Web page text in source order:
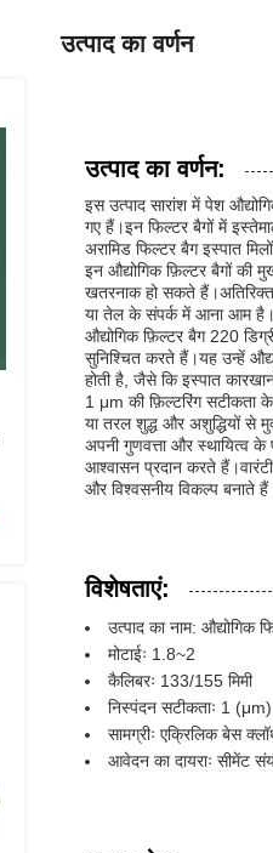
उत्पाद का वर्णन
उत्पाद का वर्णन:
इस उत्पाद सारांश में पेश
गए हैं।इन फिल्टर बैगों में
अरामिड फिल्टर बैग इस्पात
इन औद्योगिक फ़िल्टर बैगों की
खतरनाक हो सकते
या तेल के संपर्क में आना आम है।
औद्योगिक फ़िल्टर बैग 220
सुनिश्चित करते हैं।यह उन्हें
होती है, जैसे कि इस्पात
1 μm की फ़िल्टरिंग सटीकता
या तरल शुद्ध और अशुद्धियों से
अपनी गुणवत्ता और स्थायित्व
आश्वासन प्रदान करते
और विश्वसनीय विकल्प बनाते
विशेषताएं:
उत्पाद का नाम: औद्योगिक
मोटाईः 1.8~2
कैलिबरः 133/155 मिमी
निस्पंदन सटीकताः 1 (μm)
सामग्रीः एक्रिलिक बेस
आवेदन का दायराः सीमेंट